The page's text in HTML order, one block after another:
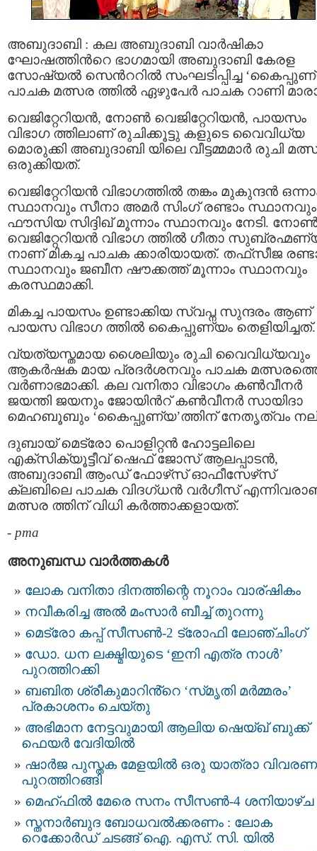
അബുദാബി : കല അബുദാബി വാര്‍ഷികാ
ഘോഷത്തിന്‍റെ ഭാഗമായി അബുദാബി കേരള
സോഷ്യല്‍ സെന്‍ററില്‍ സംഘടിപ്പിച്ച
പാചക മത്സര ത്തില്‍ ഏഴുപേര്‍ പാചക റാണി
വെജിറ്റേറിയന്‍, നോണ്‍ വെജിറ്റേറിയന്‍, പായസം
വിഭാഗ ത്തിലാണ് രുചിക്കൂട്ടു കളുടെ വൈവിധ്യ
മൊരുക്കി അബുദാബി യിലെ വീട്ടമ്മമാര്‍ രുചി
ഒരുക്കിയത്.
വെജിറ്റേറിയന്‍ വിഭാഗത്തില്‍ തങ്കം മുകുന്ദന്‍
സ്ഥാനവും സീനാ അമര്‍ സിംഗ് രണ്ടാം സ്ഥാനവും
ഫൗസിയ സിദ്ദിഖ് മൂന്നാം സ്ഥാനവും നേടി.
വെജിറ്റേറിയന്‍ വിഭാഗ ത്തില്‍ ഗീതാ
നാണ് മികച്ച പാചക ക്കാരിയായത്. തഫ്‌സീജ
സ്ഥാനവും ജബീന ഷൗക്കത്ത് മൂന്നാം സ്ഥാനവും
കരസ്ഥമാക്കി.
മികച്ച പായസം ഉണ്ടാക്കിയ സ്വപ്ന സുന്ദരം ആണ്
പായസ വിഭാഗ ത്തില്‍ കൈപ്പുണ്യം തെളിയിച്ചത്.
വ്യത്യസ്തമായ ശൈലിയും രുചി വൈവിധ്യവും
ആകര്‍ഷക മായ പ്രദര്‍ശനവും പാചക
വര്‍ണാഭമാക്കി. കല വനിതാ വിഭാഗം കണ്‍വീനര്‍
ജയന്തി ജയനും ജോയിന്‍റ് കണ്‍വീനര്‍ സായിദാ
മെഹബൂബും ‘കൈപ്പുണ്യ’ത്തിന് നേതൃത്വം
ദുബായ് മെട്രോ പൊളിറ്റന്‍ ഹോട്ടലിലെ
എക്‌സിക്യൂട്ടീവ് ഷെഫ് ജോസ് ആലപ്പാടന്‍,
അബുദാബി ആംഡ് ഫോഴ്‌സ് ഓഫീസേഴ്‌സ്
ക്ലബിലെ പാചക വിദഗ്ധന്‍ വര്‍ഗീസ്
മത്സര ത്തിന് വിധി കര്‍ത്താക്കളായത്.
- pma
അനുബന്ധ വാര്‍ത്തകള്‍
ലോക വനിതാ ദിനത്തിന്റെ നൂറാം വാര്ഷികം
നവീകരിച്ച അൽ മംസാർ ബീച്ച് തുറന്നു
മെട്രോ കപ്പ് സീസൺ-2 ട്രോഫി ലോഞ്ചിംഗ്
ഡോ. ധന ലക്ഷ്മിയുടെ ‘ഇനി എത്ര നാൾ’
പുറത്തിറക്കി
ബബിത ശ്രീകുമാറിൻ്റെ ‘സ്‌മൃതി മർമ്മരം’
പ്രകാശനം ചെയ്തു
അഭിമാന നേട്ടവുമായി ആലിയ ഷെയ്ഖ് ബുക്ക്
ഫെയർ വേദിയിൽ
ഷാർജ പുസ്തക മേളയിൽ ഒരു യാത്രാ
പുറത്തിറങ്ങി
മെഹ്ഫിൽ മേരെ സനം സീസൺ-4 ശനിയാഴ്ച
സ്തനാർബുദ ബോധവൽക്കരണം : ലോക
റെക്കോർഡ് ചടങ്ങ് ഐ. എസ്. സി. യിൽ